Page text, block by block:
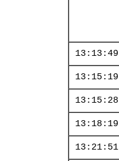
13:13:49
13:15:19
13:15:28
13:18:19
13:21:51